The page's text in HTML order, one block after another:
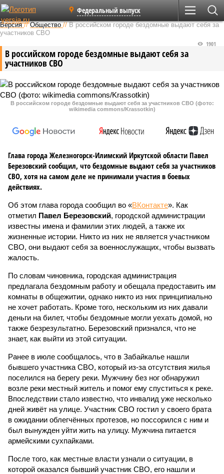
Федеральный выпуск
Версия //Общество //В российском городе бездомные выдают себя за
участников СВО
В российском городе бездомные выдают себя за
участников СВО
1901
В российском городе бездомные выдают себя за участников СВО (фото:
wikimedia commons/Krassotkin)
Глава города Железногорск-Илимский Иркутской области Павел
Березовский сообщил, что бездомные выдают себя за участников
СВО, хотя на самом деле не принимали участия в боевых
действиях.
Об этом глава города сообщил во «ВКонтакте». Как
отметил Павел Березовский, городской администрации
известны имена и фамилии этих людей, а также их
жизненные истории. Никто из них не является участником
СВО, они выдают себя за военнослужащих, чтобы вызвать
жалость.
По словам чиновника, городская администрация
предлагала бездомным работу и обещала предоставить им
комнаты в общежитии, однако никто из них принципиально
не хочет работать. Кроме того, нескольким из них давали
деньги на билет, чтобы бездомные могли уехать домой, но
также безрезультатно. Березовский признался, что не
знает, как выйти из этой ситуации.
Ранее в июле сообщалось, что в Забайкалье нашли
бывшего участника СВО, который из-за отсутствия жилья
поселился на берегу реки. Мужчину без ног обнаружил
возле реки местный житель и помог ему спуститься к реке.
Впоследствии стало известно, что инвалид уже несколько
дней живёт на улице. Участник СВО гостил у своего брата
в ожидании облегчённых протезов, но поссорился с ним и
был вынужден уйти жить на улицу. Мужчина питается
армейскими сухпайками.
После того, как местные власти узнали о ситуации, в
которой оказался бывший участник СВО, его нашли и